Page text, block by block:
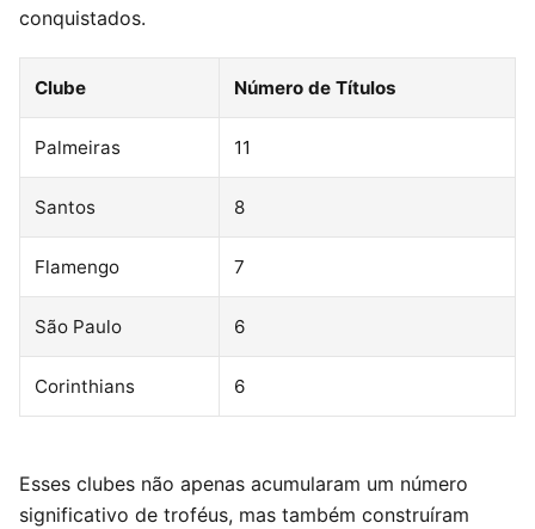
conquistados.
Clube Número de Títulos
Palmeiras 11
Santos 8
Flamengo 7
São Paulo 6
Corinthians 6
Esses clubes não apenas acumularam um número
significativo de troféus, mas também construíram